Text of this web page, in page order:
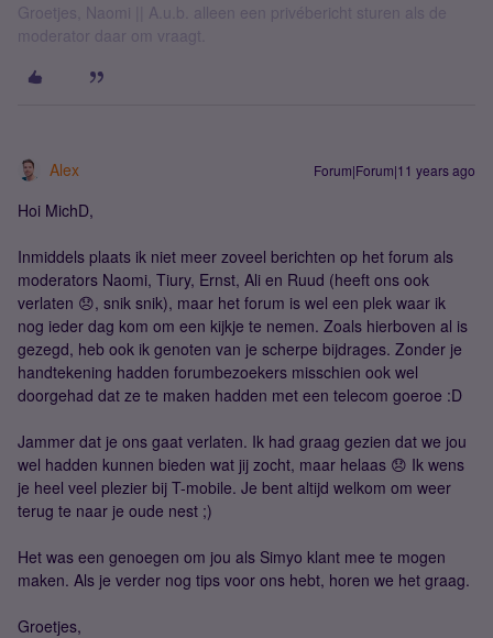
Groetjes, Naomi || A.u.b. alleen een privébericht sturen als de
moderator daar om vraagt.
Alex Forum|Forum|11 years ago
Hoi MichD,
Inmiddels plaats ik niet meer zoveel berichten op het forum als
moderators Naomi, Tiury, Ernst, Ali en Ruud (heeft ons ook
verlaten 😞, snik snik), maar het forum is wel een plek waar ik
nog ieder dag kom om een kijkje te nemen. Zoals hierboven al is
gezegd, heb ook ik genoten van je scherpe bijdrages. Zonder je
handtekening hadden forumbezoekers misschien ook wel
doorgehad dat ze te maken hadden met een telecom goeroe :D
Jammer dat je ons gaat verlaten. Ik had graag gezien dat we jou
wel hadden kunnen bieden wat jij zocht, maar helaas 😞 Ik wens
je heel veel plezier bij T-mobile. Je bent altijd welkom om weer
terug te naar je oude nest ;)
Het was een genoegen om jou als Simyo klant mee te mogen
maken. Als je verder nog tips voor ons hebt, horen we het graag.
Groetjes,